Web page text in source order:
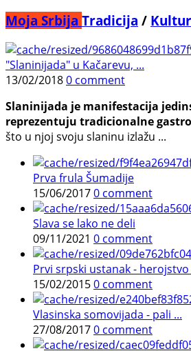
Moja Srbija Tradicija /
"Slaninijada" u Kačarevu, ...
13/02/20180 comment
Slaninijada je manifestacija
reprezentuju tradicionalne
što u njoj svoju slaninu izlažu ...
Prva frula Šumadije
15/06/20170 comment
Slava se lako ne deli
09/11/2021 0 comment
Prvi srpski ustanak - herojstvo
15/02/20150 comment
Vlasinska somovijada - pali ...
27/08/20170 comment